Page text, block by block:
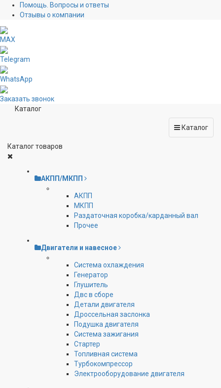
Помощь. Вопросы и ответы
Отзывы о компании
MAX
Telegram
WhatsApp
Заказать звонок
Каталог
Каталог
Каталог товаров
АКПП/МКПП
АКПП
МКПП
Раздаточная коробка/карданный вал
Прочее
Двигатели и навесное
Cистема охлаждения
Генератор
Глушитель
Двс в сборе
Детали двигателя
Дроссельная заслонка
Подушка двигателя
Система зажигания
Стартер
Топливная система
Турбокомпрессор
Электрооборудование двигателя